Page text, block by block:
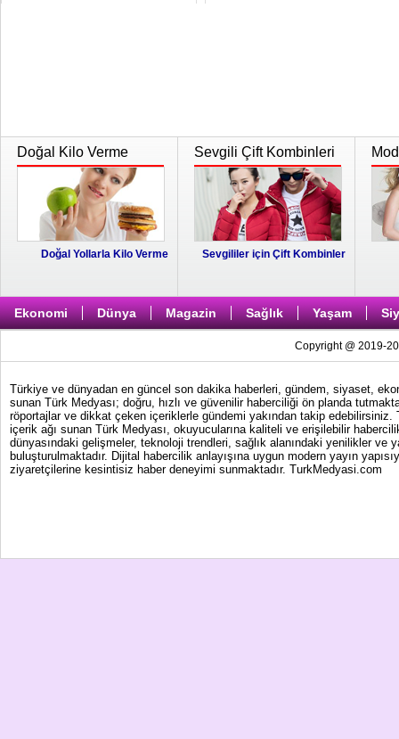
Doğal Kilo Verme
Doğal Yollarla Kilo Verme
Sevgili Çift Kombinleri
Sevgililer için Çift Kombinler
Ekonomi Dünya Magazin Sağlık Yaşam
Copyright @ 2019-
Türkiye ve dünyadan en güncel son dakika haberleri, gündem, siyaset,
sunan Türk Medyası; doğru, hızlı ve güvenilir haberciliği ön planda
röportajlar ve dikkat çeken içeriklerle gündemi yakından takip
içerik ağı sunan Türk Medyası, okuyucularına kaliteli ve erişilebilir
dünyasındaki gelişmeler, teknoloji trendleri, sağlık alanındaki yenilikler
buluşturulmaktadır. Dijital habercilik anlayışına uygun modern yayın
ziyaretçilerine kesintisiz haber deneyimi sunmaktadır. TurkMedyasi.com